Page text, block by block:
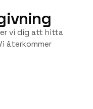
vi dig att hitta
återkommer